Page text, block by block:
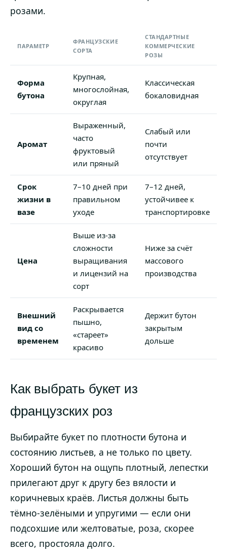
розами.
ПАРАМЕТР
ФРАНЦУЗСКИЕ
СОРТА
СТАНДАРТНЫЕ
КОММЕРЧЕСКИЕ
РОЗЫ
Форма
бутона
Крупная,
многослойная,
округлая
Классическая
бокаловидная
Аромат
Выраженный,
часто
фруктовый
или пряный
Слабый или
почти
отсутствует
Срок
жизни в
вазе
7–10 дней при
правильном
уходе
7–12 дней,
устойчивее к
транспортировке
Цена
Выше из-за
сложности
выращивания
и лицензий на
сорт
Ниже за счёт
массового
производства
Внешний
вид со
временем
Раскрывается
пышно,
«стареет»
красиво
Держит бутон
закрытым
дольше
Как выбрать букет из
французских роз
Выбирайте букет по плотности бутона и
состоянию листьев, а не только по цвету.
Хороший бутон на ощупь плотный, лепестки
прилегают друг к другу без вялости и
коричневых краёв. Листья должны быть
тёмно-зелёными и упругими — если они
подсохшие или желтоватые, роза, скорее
всего, простояла долго.